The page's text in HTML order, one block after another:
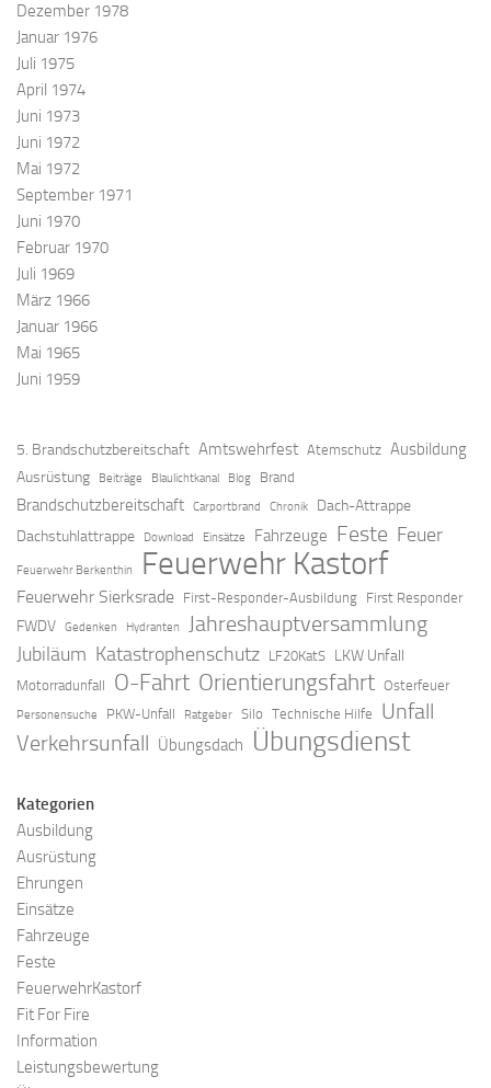
Dezember 1978
Januar 1976
Juli 1975
April 1974
Juni 1973
Juni 1972
Mai 1972
September 1971
Juni 1970
Februar 1970
Juli 1969
März 1966
Januar 1966
Mai 1965
Juni 1959
5. Brandschutzbereitschaft Amtswehrfest Atemschutz Ausbildung
Ausrüstung Beiträge Blaulichtkanal Blog Brand
Brandschutzbereitschaft Carportbrand Chronik
Dach-Attrappe
Dachstuhlattrappe
Download Einsätze Fahrzeuge Feste Feuer
Feuerwehr Berkenthin Feuerwehr Kastorf
Feuerwehr Sierksrade First-Responder-Ausbildung First Responder
FWDV Gedenken Hydranten Jahreshauptversammlung
Jubiläum Katastrophenschutz LF20KatS LKW Unfall
Motorradunfall O-Fahrt Orientierungsfahrt Osterfeuer
Personensuche PKW-Unfall Ratgeber Silo Technische Hilfe Unfall
Verkehrsunfall Übungsdach Übungsdienst
Kategorien
Ausbildung
Ausrüstung
Ehrungen
Einsätze
Fahrzeuge
Feste
FeuerwehrKastorf
Fit For Fire
Information
Leistungsbewertung